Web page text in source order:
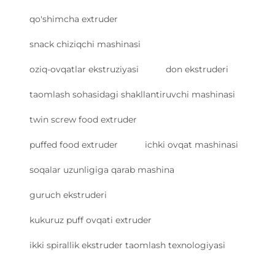
qo'shimcha extruder
snack chiziqchi mashinasi
oziq-ovqatlar ekstruziyasi don ekstruderi
taomlash sohasidagi shakllantiruvchi mashinasi
twin screw food extruder
puffed food extruder ichki ovqat mashinasi
soqalar uzunligiga qarab mashina
guruch ekstruderi
kukuruz puff ovqati extruder
ikki spirallik ekstruder taomlash texnologiyasi